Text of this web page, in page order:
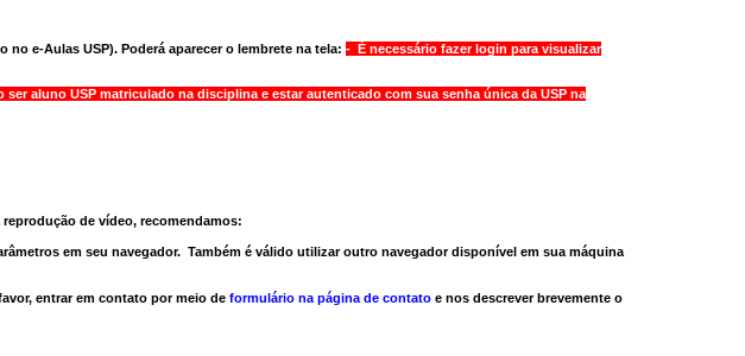
e-Aulas USP). Poderá aparecer o lembrete na tela: - É necessário fazer login para visualizar
ser aluno USP matriculado na disciplina e estar autenticado com sua senha única da USP na
de vídeo, recomendamos:
em seu navegador. Também é válido utilizar outro navegadordisponível em sua máquina
entrar em contato por meio de formulário na página de contato e nos descrever brevemente o